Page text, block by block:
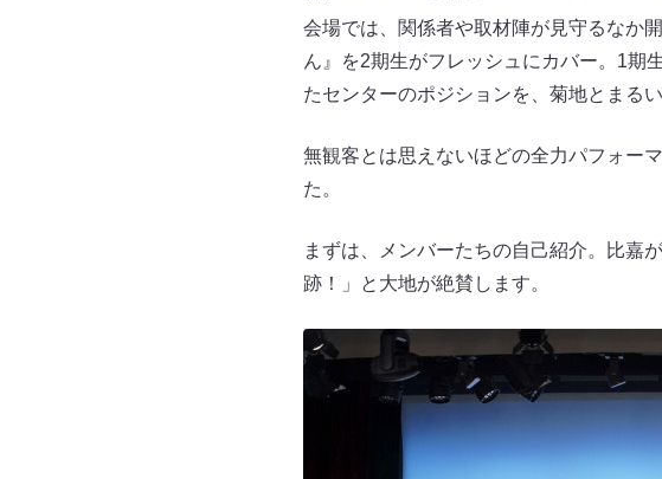
会場では、関係者や取材陣が見守るなか
ん』を2期生がフレッシュにカバー。1期
たセンターのポジションを、菊地とまるい
無観客とは思えないほどの全力パフォー
た。
まずは、メンバーたちの自己紹介。比嘉
跡！」と大地が絶賛します。